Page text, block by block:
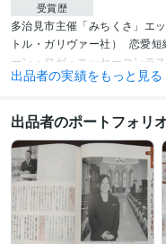
受賞歴
多治見市主催「みちくさ」エ
トル・ガリヴァー社）
恋愛短
ーン・ロゼ・エッセーコンテ
（エッセ＆絵）入選 朝日新聞
資格・検定
2級FP技能士 取得年 : 2024年
TOEIC 取得年 : 2000年
秘書技能検定2級 取得年 :
実用英語技能検定2級 取得年
普通自動車第一種運転免許
出品者の実績をもっと見る
出品者のポートフォリ